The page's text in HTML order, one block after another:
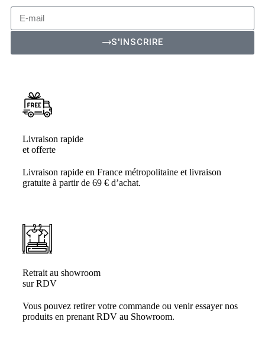
S'INSCRIRE
Livraison rapide
et offerte
Livraison rapide en France métropolitaine et livraison
gratuite à partir de 69 € d’achat.
Retrait au showroom
sur RDV
Vous pouvez retirer votre commande ou venir essayer nos
produits en prenant RDV au Showroom.